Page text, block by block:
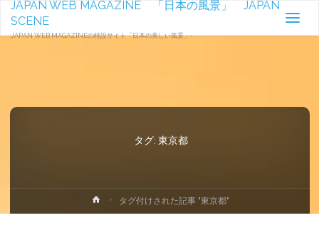
JAPAN WEB MAGAZINE 「日本の風景」 JAPAN
SCENE
JAPAN WEB MAGAZINEの特設サイト「日本の美しい風景」-
タグ: 東京都
ホ
ー
タグ付けされた記事 "東京都"